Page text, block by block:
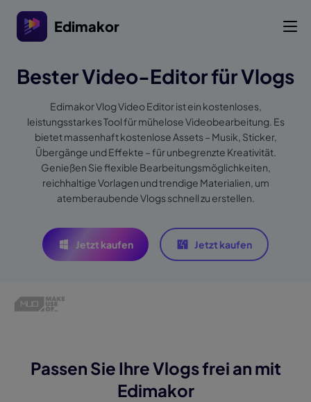
Edimakor
Bester Video-Editor für Vlogs
Edimakor Vlog Video Editor ist ein kostenloses,
leistungsstarkes Tool für mühelose Videobearbeitung. Es
bietet massenhaft kostenlose Assets – Musik, Sticker,
Übergänge und Effekte – für unbegrenzte Kreativität.
Genießen Sie flexible Bearbeitungsmöglichkeiten,
reichhaltige Vorlagen und trendige Materialien, um
atemberaubende Vlogs schnell zu erstellen.
Jetzt kaufen Jetzt kaufen
Passen Sie Ihre Vlogs frei an mit
Edimakor